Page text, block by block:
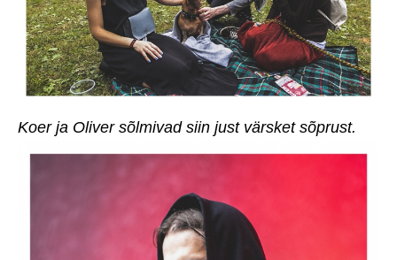
Koer ja Oliver sõlmivad siin just värsket sõprust.